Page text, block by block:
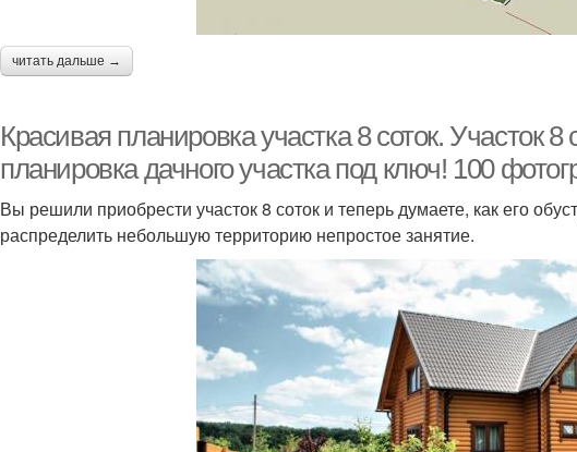
читать дальше →
Красивая планировка участка 8 соток. Участок
планировка дачного участка под ключ! 100
Вы решили приобрести участок 8 соток и теперь думаете, как его
распределить небольшую территорию непростое занятие.